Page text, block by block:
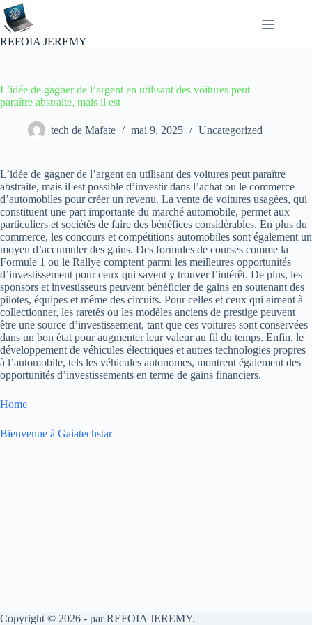
Passer
au
contenu
REFOIA JEREMY
L’idée de gagner de l’argent en utilisant des voitures peut
paraître abstraite, mais il est
tech de Mafate mai 9, 2025 Uncategorized
L’idée de gagner de l’argent en utilisant des voitures peut paraître
abstraite, mais il est possible d’investir dans l’achat ou le commerce
d’automobiles pour créer un revenu. La vente de voitures usagées, qui
constituent une part importante du marché automobile, permet aux
particuliers et sociétés de faire des bénéfices considérables. En plus du
commerce, les concours et compétitions automobiles sont également un
moyen d’accumuler des gains. Des formules de courses comme la
Formule 1 ou le Rallye comptent parmi les meilleures opportunités
d’investissement pour ceux qui savent y trouver l’intérêt. De plus, les
sponsors et investisseurs peuvent bénéficier de gains en soutenant des
pilotes, équipes et même des circuits. Pour celles et ceux qui aiment à
collectionner, les raretés ou les modèles anciens de prestige peuvent
être une source d’investissement, tant que ces voitures sont conservées
dans un bon état pour augmenter leur valeur au fil du temps. Enfin, le
développement de véhicules électriques et autres technologies propres
à l’automobile, tels les véhicules autonomes, montrent également des
opportunités d’investissements en terme de gains financiers.
Home
Bienvenue à Gaiatechstar
Copyright © 2026 - par REFOIA JEREMY.